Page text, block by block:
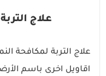
علاج
علاج التربة لمكافحة
اقاويل اخرى باسم